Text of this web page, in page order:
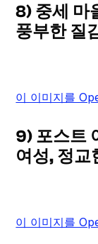
8) 중세 마
풍부한 질
이 이미지를
9) 포스트
여성, 정교
이 이미지를